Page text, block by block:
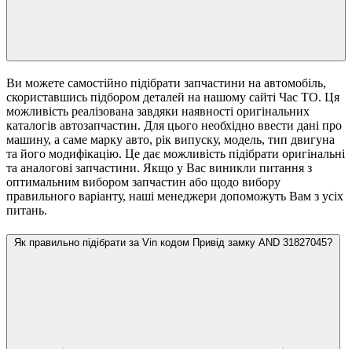
Ви можете самостійно підібрати запчастини на автомобіль,
скориставшись підбором деталей на нашому сайті Час ТО. Ця
можливість реалізована завдяки наявності оригінальних
каталогів автозапчастин. Для цього необхідно ввести дані про
машину, а саме марку авто, рік випуску, модель, тип двигуна
та його модифікацію. Це дає можливість підібрати оригінальні
та аналогові запчастини. Якщо у Вас виникли питання з
оптимальним вибором запчастин або щодо вибору
правильного варіанту, наші менеджери допоможуть Вам з усіх
питань.
Як правильно підібрати за Vin кодом Привід замку AND 31827045?